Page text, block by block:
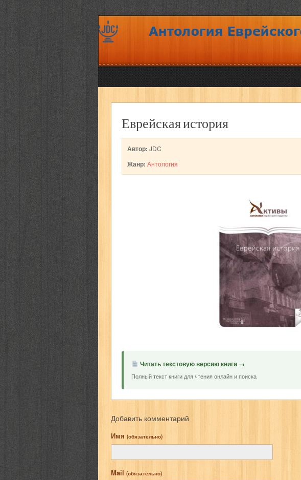
Еврейская история
Автор: JDC
Жанр: Антология
Читать текстовую версию книги →
Полный текст книги для чтения онлайн и поиска
Добавить комментарий
Имя (обязательно)
Mail (обязательно)